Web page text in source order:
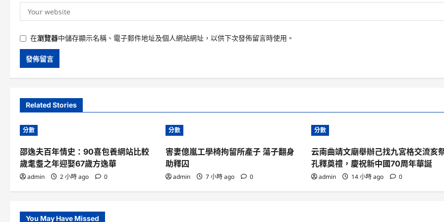
在瀏覽器中儲存顯示名稱、電子郵件地址及個人網站網址，以供下次發佈留言時使用。
Related Stories
分數
邵逸夫百年情史：90喜包養網站比較
歲耄耋之年迎娶67歲方逸華
admin 2 小時 ago 0
分數
害妻億嵐工學椅拘留所產子 蕩子翻身
助釋囚
admin 7 小時 ago 0
分數
云南曲靖文廟舉辦己找九宮格交流亥
孔釋奠禮，慶祝新中國70周年華誕
admin 14 小時 ago 0
You May Have Missed